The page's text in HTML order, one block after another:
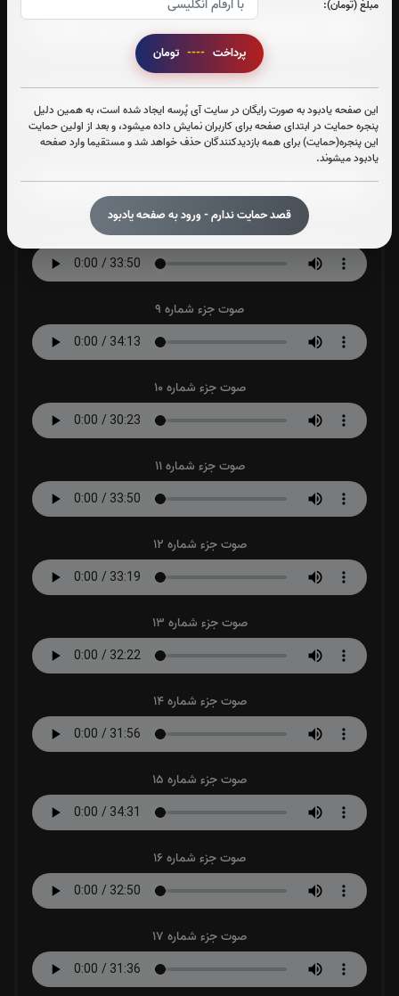
مبلغ (تومان):
پرداخت ----
این صفحه یادبود به صورت رایگان در سایت آی پُرسه ایجاد شده است، به همین دلیل
پنجره حمایت در ابتدای صفحه برای کاربران نمایش داده میشود، و بعد از اولین حمایت
این پنجره(حمایت) برای همه بازدیدکنندگان حذف خواهد شد و مستقیما وارد صفحه
یادبود میشوند.
قصد حمایت ندارم - ورود به صفحه یادبود
صوت جزء شماره 6
صوت جزء شماره 7
صوت جزء شماره 8
صوت جزء شماره 9
صوت جزء شماره 10
صوت جزء شماره 11
صوت جزء شماره 12
صوت جزء شماره 13
صوت جزء شماره 14
صوت جزء شماره 15
صوت جزء شماره 16
صوت جزء شماره 17